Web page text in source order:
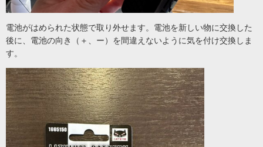
電池がはめられた状態で取り外せます。電池を新しい物に交換した
後に、電池の向き（＋、ー）を間違えないように気を付け交換しま
す。